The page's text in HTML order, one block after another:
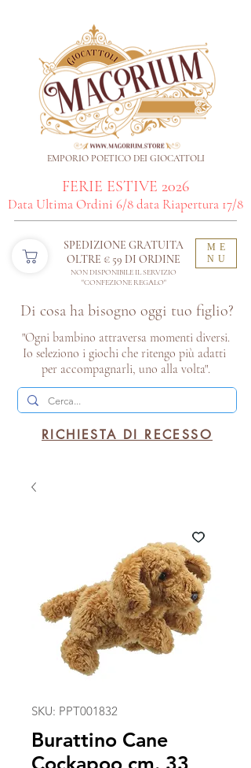
ME
NU
Di cosa ha bisogno oggi tuo figlio?
SPEDIZIONE GRATUITA
OLTRE € 59 DI ORDINE​
NON DISPONIBILE IL SERVIZIO
"CONFEZIONE REGALO"
"Ogni bambino attraversa momenti diversi.
Io seleziono i giochi che ritengo più adatti
per accompagnarli, uno alla volta".
EMPORIO POETICO DEI GIOCATTOLI
RICHIESTA DI RECESSO
FERIE ESTIVE 2026
Data Ultima Ordini 6/8 data Riapertura 17/8
SKU: PPT001832
Burattino Cane
Cockapoo cm. 33